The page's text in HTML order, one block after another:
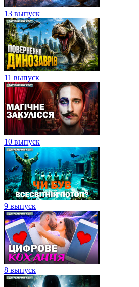
13 выпуск
11 выпуск
10 выпуск
9 выпуск
8 выпуск